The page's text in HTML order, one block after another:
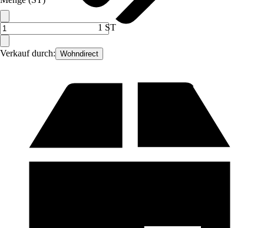
Verkauf durch: Wohndirect
1 ST